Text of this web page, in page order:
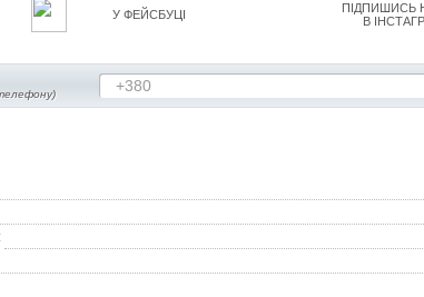
У ФЕЙСБУЦІ
ПІДПИШИСЬ
В
+380